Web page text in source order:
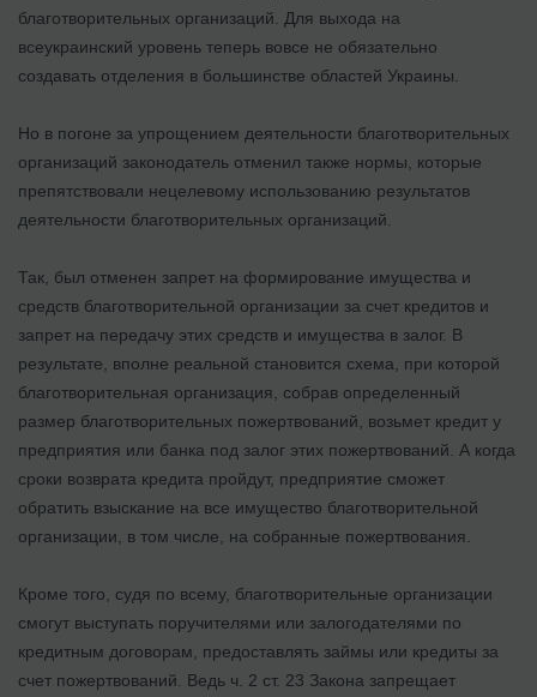
благотворительных организаций. Для выхода на
всеукраинский уровень теперь вовсе не обязательно
создавать отделения в большинстве областей Украины.
Но в погоне за упрощением деятельности благотворительных
организаций законодатель отменил также нормы, которые
препятствовали нецелевому использованию результатов
деятельности благотворительных организаций.
Так, был отменен запрет на формирование имущества и
средств благотворительной организации за счет кредитов и
запрет на передачу этих средств и имущества в залог. В
результате, вполне реальной становится схема, при которой
благотворительная организация, собрав определенный
размер благотворительных пожертвований, возьмет кредит у
предприятия или банка под залог этих пожертвований. А когда
сроки возврата кредита пройдут, предприятие сможет
обратить взыскание на все имущество благотворительной
организации, в том числе, на собранные пожертвования.
Кроме того, судя по всему, благотворительные организации
смогут выступать поручителями или залогодателями по
кредитным договорам, предоставлять займы или кредиты за
счет пожертвований. Ведь ч. 2 ст. 23 Закона запрещает